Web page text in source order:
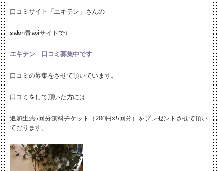
口コミサイト「エキテン」さんの
salon青aoiサイトで↓
エキテン 口コミ募集中です
口コミの募集をさせて頂いています。
口コミをして頂いた方には
追加生薬5回分無料チケット（200円×5回分）をプレゼントさせて頂い
ております。